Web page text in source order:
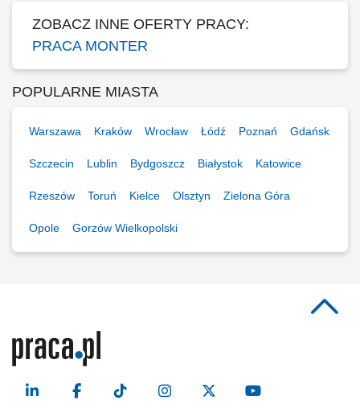
ZOBACZ INNE OFERTY PRACY:
PRACA MONTER
POPULARNE MIASTA
Warszawa Kraków Wrocław Łódź Poznań Gdańsk
Szczecin Lublin Bydgoszcz Białystok Katowice
Rzeszów Toruń Kielce Olsztyn Zielona Góra
Opole Gorzów Wielkopolski